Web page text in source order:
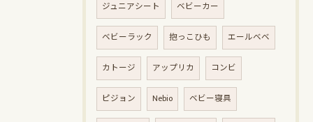
ジュニアシート ベビーカー
ベビーラック 抱っこひも エールベベ
カトージ アップリカ コンビ
ピジョン Nebio ベビー寝具